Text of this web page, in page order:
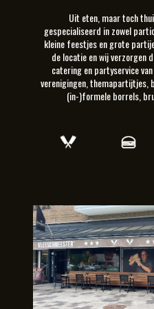
Uit eten, maar toch
gespecialiseerd in zowel
kleine feestjes en grote
de locatie en wij verzorgen
catering en partyservice
verenigingen,
(in-)formele borrels,